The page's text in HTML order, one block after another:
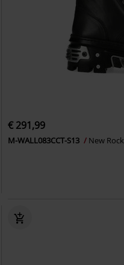
€ 291,99
M-WALL083CCT-S13 New Rock